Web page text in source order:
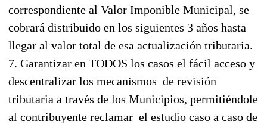
correspondiente al Valor Imponible Municipal, se
cobrará distribuido en los siguientes 3 años hasta
llegar al valor total de esa actualización tributaria.
7. Garantizar en TODOS los casos el fácil acceso y
descentralizar los mecanismos de revisión
tributaria a través de los Municipios, permitiéndole
al contribuyente reclamar el estudio caso a caso de